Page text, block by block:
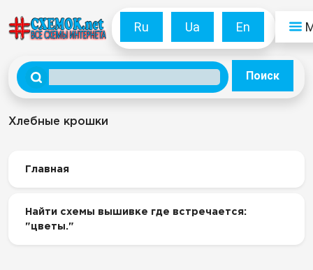
Ru Ua En
Поиск
Хлебные крошки
Главная
Найти схемы вышивке где встречается:
"цветы."